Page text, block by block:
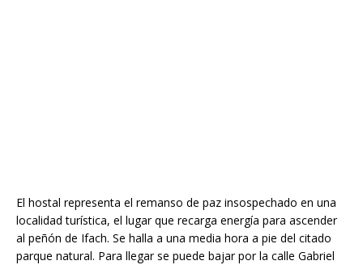
El hostal representa el remanso de paz insospechado en una
localidad turística, el lugar que recarga energía para ascender
al peñón de Ifach. Se halla a una media hora a pie del citado
parque natural. Para llegar se puede bajar por la calle Gabriel